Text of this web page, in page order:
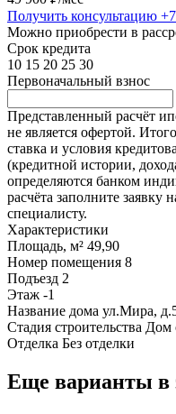
Получить консультацию
Можно приобрести в
Срок кредита
10 15 20 25 30
Первоначальный взнос
Представленный расчёт
не является офертой.
ставка и условия
(кредитной истории,
определяются банком
расчёта заполните заявку
специалисту.
Характеристики
Площадь, м² 49,90
Номер помещения 8
Подъезд 2
Этаж -1
Название дома ул.Мира,
Стадия строительства Дом
Отделка Без отделки
Еще варианты в